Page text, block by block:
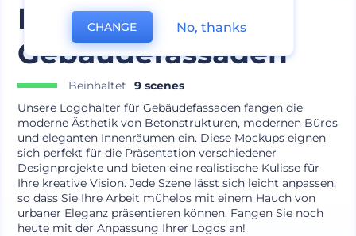
Logohalter für
Gebäudefassaden
Beinhaltet
9 scenes
Unsere Logohalter für Gebäudefassaden fangen die
moderne Ästhetik von Betonstrukturen, modernen Büros
und eleganten Innenräumen ein. Diese Mockups eignen
sich perfekt für die Präsentation verschiedener
Designprojekte und bieten eine realistische Kulisse für
Ihre kreative Vision. Jede Szene lässt sich leicht anpassen,
so dass Sie Ihre Arbeit mühelos mit einem Hauch von
urbaner Eleganz präsentieren können. Fangen Sie noch
heute mit der Anpassung Ihrer Logos an!
CHANGE No, thanks